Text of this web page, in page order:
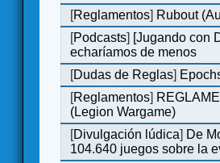
[Reglamentos] Rubout
[Podcasts] [Jugando con
echaríamos de menos
[Dudas de Reglas]
[Reglamentos]
(Legion Wargame)
[Divulgación lúdica] De
104.640 juegos sobre la